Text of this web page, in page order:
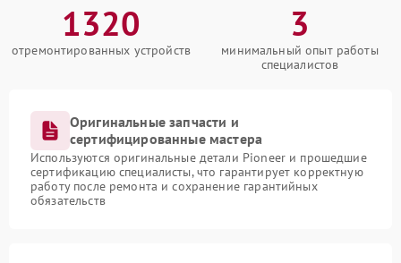
1320
отремонтированных устройств
3
минимальный опыт работы
специалистов
Оригинальные запчасти и
сертифицированные мастера
Используются оригинальные детали Pioneer и прошедшие
сертификацию специалисты, что гарантирует корректную
работу после ремонта и сохранение гарантийных
обязательств